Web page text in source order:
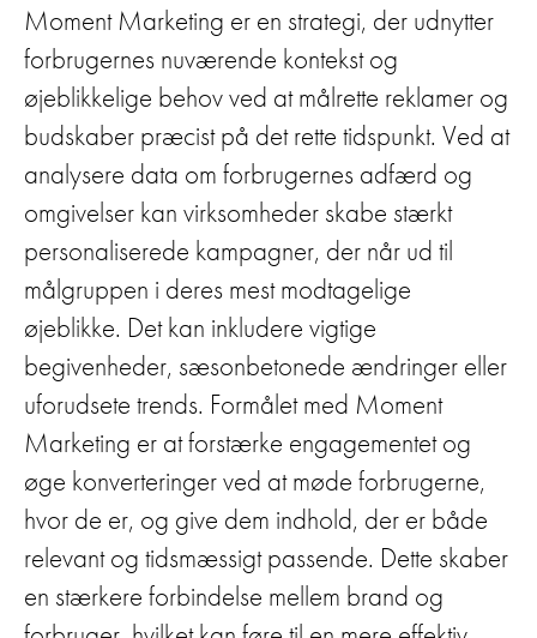
Moment Marketing er en strategi, der udnytter
forbrugernes nuværende kontekst og
øjeblikkelige behov ved at målrette reklamer og
budskaber præcist på det rette tidspunkt. Ved at
analysere data om forbrugernes adfærd og
omgivelser kan virksomheder skabe stærkt
personaliserede kampagner, der når ud til
målgruppen i deres mest modtagelige
øjeblikke. Det kan inkludere vigtige
begivenheder, sæsonbetonede ændringer eller
uforudsete trends. Formålet med Moment
Marketing er at forstærke engagementet og
øge konverteringer ved at møde forbrugerne,
hvor de er, og give dem indhold, der er både
relevant og tidsmæssigt passende. Dette skaber
en stærkere forbindelse mellem brand og